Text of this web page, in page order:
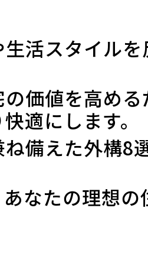
活スタイルを
価値を高める
適にします。
備えた外構8
なたの理想の